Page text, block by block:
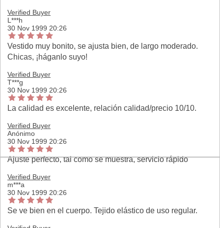
Verified Buyer
L***h
30 Nov 1999 20:26
Vestido muy bonito, se ajusta bien, de largo moderado.
Chicas, ¡háganlo suyo!
Verified Buyer
T***g
30 Nov 1999 20:26
La calidad es excelente, relación calidad/precio 10/10.
Verified Buyer
Anónimo
30 Nov 1999 20:26
Ajuste perfecto, tal como se muestra, servicio rápido
Verified Buyer
m***a
30 Nov 1999 20:26
Se ve bien en el cuerpo. Tejido elástico de uso regular.